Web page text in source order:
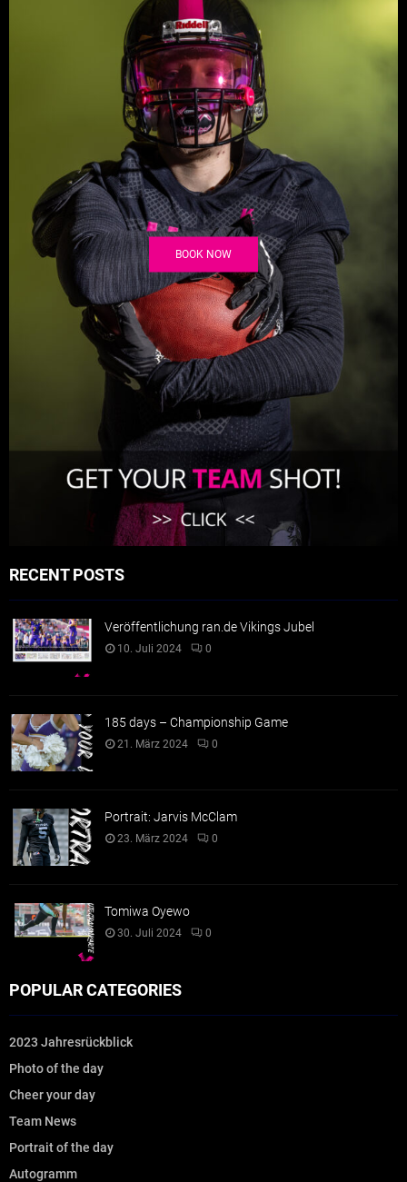
BOOK NOW
RECENT POSTS
Veröffentlichung ran.de Vikings Jubel
10. Juli 2024 0
185 days – Championship Game
21. März 2024 0
Portrait: Jarvis McClam
23. März 2024 0
Tomiwa Oyewo
30. Juli 2024 0
POPULAR CATEGORIES
2023 Jahresrückblick
Photo of the day
Cheer your day
Team News
Portrait of the day
Autogramm